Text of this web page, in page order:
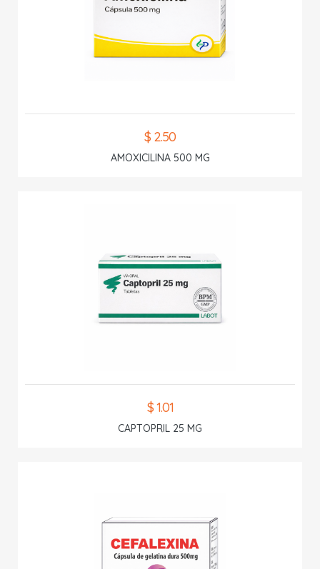
$ 2.50
AMOXICILINA 500 MG
$ 1.01
CAPTOPRIL 25 MG